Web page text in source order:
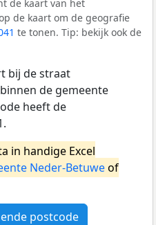
de kaart van het
de kaart om de geografie
te tonen. Tip: bekijk ook de
bij de straat
de gemeente
heeft de
in handige Excel
Neder-Betuweof
postcode